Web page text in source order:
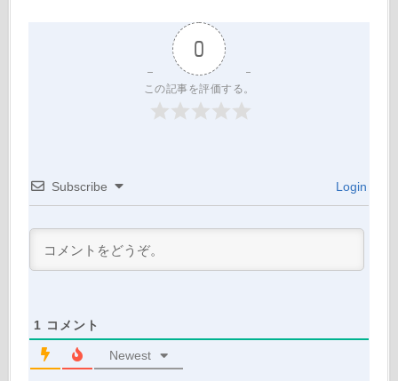
0
この記事を評価する。
Subscribe Login
1 コメント
Newest